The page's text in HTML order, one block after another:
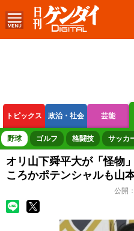
トピックス 政治・社会 芸能
ボートレース 競輪 オートレー
野球 ゴルフ 格闘技 サッカ
オリ山下舜平大が「怪物
ころかポテンシャルも山
公開：